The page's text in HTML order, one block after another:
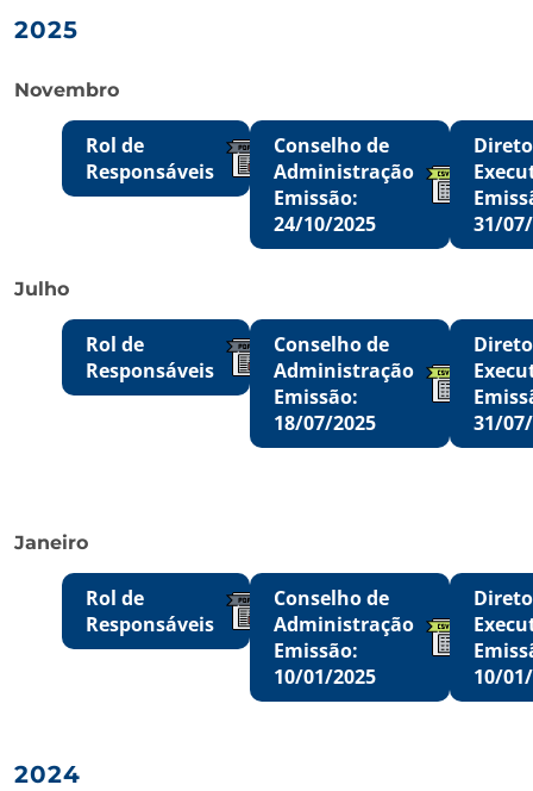
2025
Novembro
Rol de
Responsáveis
Conselho de
Administração
Emissão:
24/10/2025
31/
Julho
Rol de
Responsáveis
Conselho de
Administração
Emissão:
18/07/2025
31/
Janeiro
Rol de
Responsáveis
Conselho de
Administração
Emissão:
10/01/2025
10/
2024